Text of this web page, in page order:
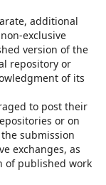
additional
exclusive
version of the
repository or
of its
to post their
or on
submission
exchanges, as
of published work